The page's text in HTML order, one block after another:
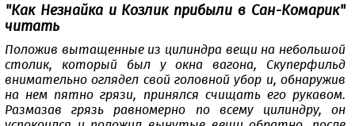
"Как Незнайка и Козлик прибыли в Сан-Комарик"
читать
Положив вытащенные из цилиндра вещи на небольшой
столик, который был у окна вагона, Скуперфильд
внимательно оглядел свой головной убор и, обнаружив
на нем пятно грязи, принялся счищать его рукавом.
Размазав грязь равномерно по всему цилиндру, он